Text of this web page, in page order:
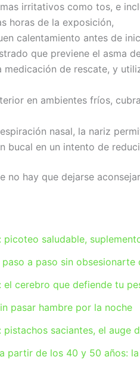
irritativos como tos, e
horas de la exposición,
calentamiento antes de
que previene el asma
de rescate, y
en ambientes fríos,
nasal, la nariz
bucal en un intento de
no hay que dejarse
saludable,
a paso sin obsesionarte
cerebro que defiende tu
pasar hambre por la noche
saciantes, el
partir de los 40 y 50 años: